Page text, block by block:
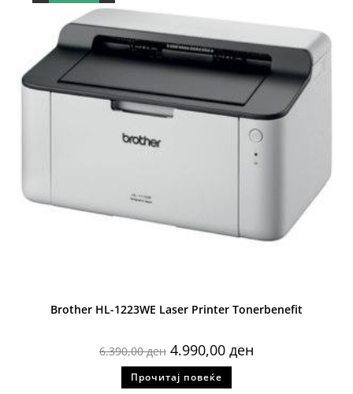
Brother HL-1223WE Laser Printer Tonerbenefit
6.390,00ден 4.990,00 ден
Прочитај повеќе